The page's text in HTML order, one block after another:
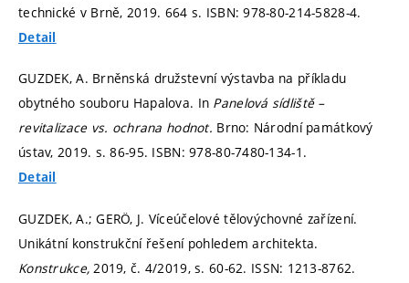
technické v Brně, 2019. 664 s. ISBN: 978-80-214-5828-4.
Detail
GUZDEK, A. Brněnská družstevní výstavba na příkladu
obytného souboru Hapalova. In Panelová sídliště –
revitalizace vs. ochrana hodnot. Brno: Národní památkový
ústav, 2019. s. 86-95. ISBN: 978-80-7480-134-1.
Detail
GUZDEK, A.; GERÖ, J. Víceúčelové tělovýchovné zařízení.
Unikátní konstrukční řešení pohledem architekta.
Konstrukce, 2019, č. 4/2019,s. 60-62. ISSN: 1213-8762.